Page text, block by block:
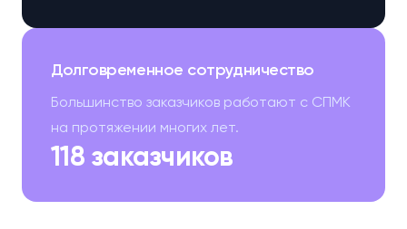
118 заказчиков
Долговременное сотрудничество
Большинство заказчиков работают с СПМК
на протяжении многих лет.